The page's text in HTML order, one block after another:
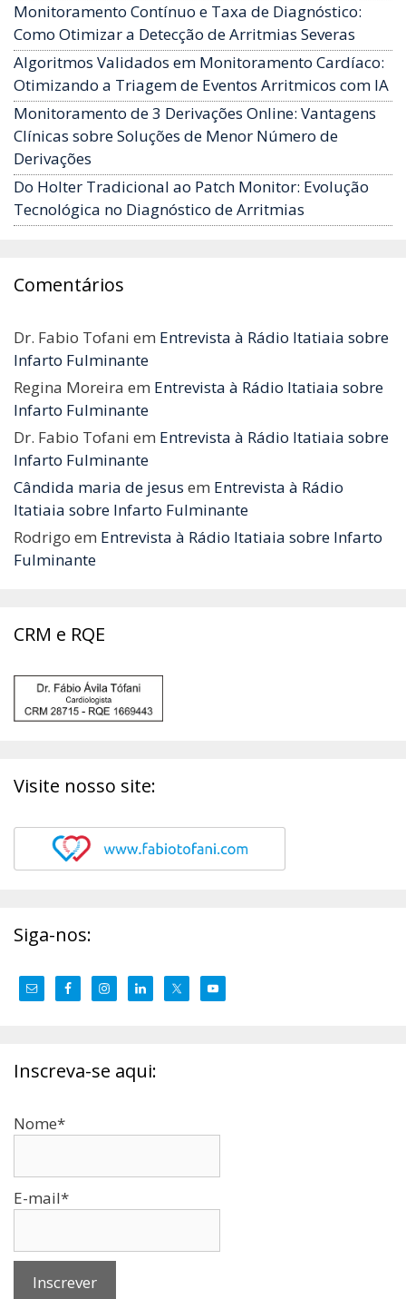
Monitoramento Contínuo e Taxa de Diagnóstico:
Como Otimizar a Detecção de Arritmias Severas
Algoritmos Validados em Monitoramento Cardíaco:
Otimizando a Triagem de Eventos Arritmicos com IA
Monitoramento de 3 Derivações Online: Vantagens
Clínicas sobre Soluções de Menor Número de
Derivações
Do Holter Tradicional ao Patch Monitor: Evolução
Tecnológica no Diagnóstico de Arritmias
Comentários
Dr. Fabio Tofani em Entrevista à Rádio Itatiaia sobre
Infarto Fulminante
Regina Moreira em Entrevista à Rádio Itatiaia sobre
Infarto Fulminante
Dr. Fabio Tofani em Entrevista à Rádio Itatiaia sobre
Infarto Fulminante
Cândida maria de jesus em Entrevista à Rádio
Itatiaia sobre Infarto Fulminante
Rodrigo em Entrevista à Rádio Itatiaia sobre Infarto
Fulminante
CRM e RQE
Visite nosso site:
Siga-nos:
Inscreva-se aqui:
Nome*
E-mail*